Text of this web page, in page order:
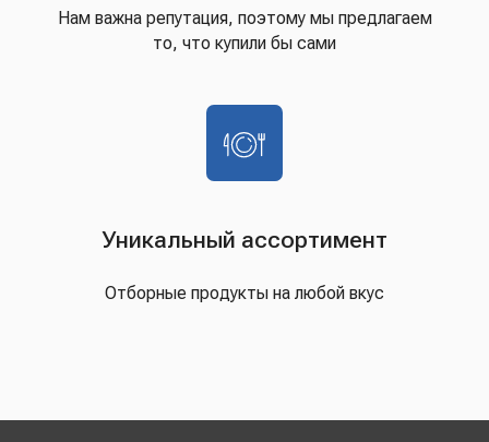
Нам важна репутация, поэтому мы предлагаем
то, что купили бы сами
Уникальный ассортимент
Отборные продукты на любой вкус